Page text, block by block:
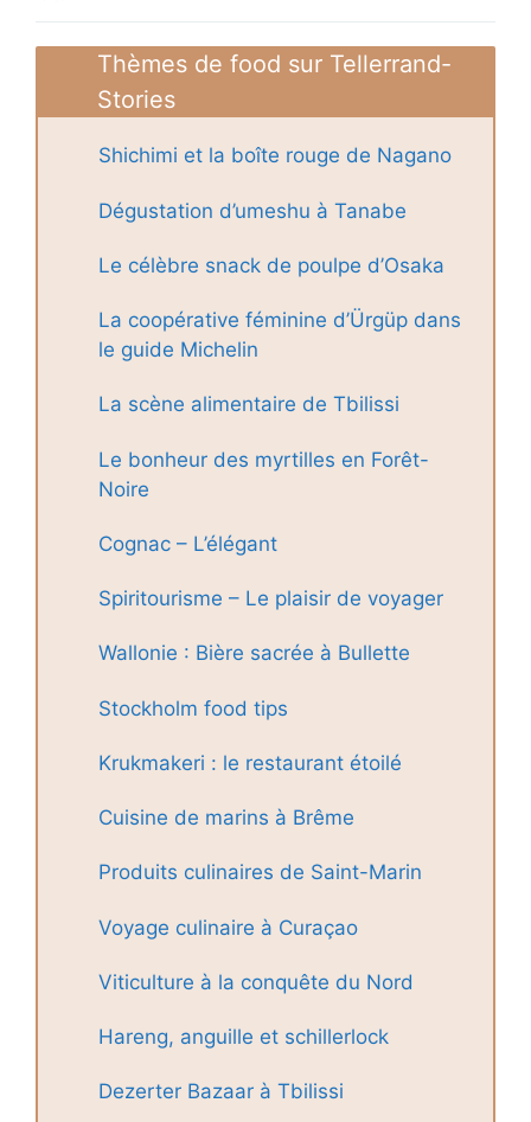
Thèmes de food sur Tellerrand-
Stories
Shichimi et la boîte rouge de Nagano
Dégustation d’umeshu à Tanabe
Le célèbre snack de poulpe d’Osaka
La coopérative féminine d’Ürgüp dans
le guide Michelin
La scène alimentaire de Tbilissi
Le bonheur des myrtilles en Forêt-
Noire
Cognac – L’élégant
Spiritourisme – Le plaisir de voyager
Wallonie : Bière sacrée à Bullette
Stockholm food tips
Krukmakeri : le restaurant étoilé
Cuisine de marins à Brême
Produits culinaires de Saint-Marin
Voyage culinaire à Curaçao
Viticulture à la conquête du Nord
Hareng, anguille et schillerlock
Dezerter Bazaar à Tbilissi